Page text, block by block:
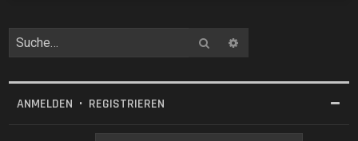
Suche
ANMELDEN • REGISTRIEREN